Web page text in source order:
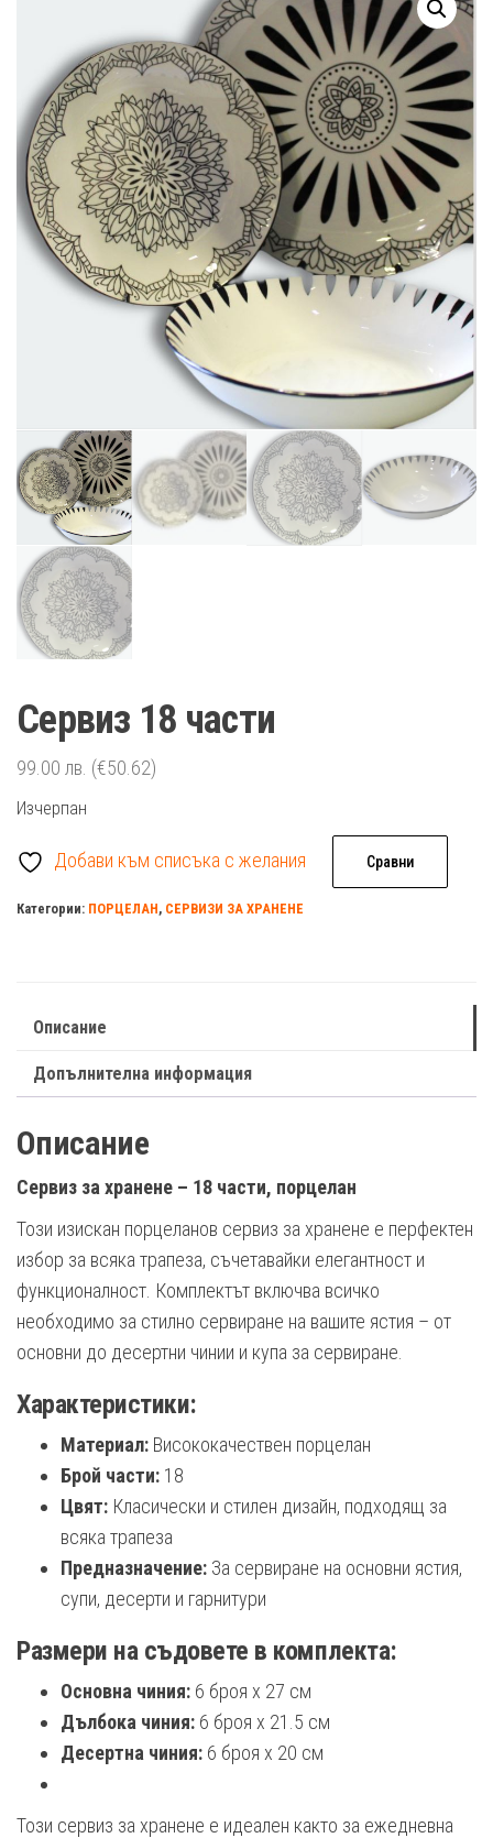
Сервиз 18 части
99.00 лв. (€50.62)
Изчерпан
Добави към списъка с желания Сравни
Категории: ПОРЦЕЛАН, СЕРВИЗИ ЗА ХРАНЕНЕ
Описание
Допълнителна информация
Описание
Сервиз за хранене – 18 части, порцелан
Този изискан порцеланов сервиз за хранене е перфектен
избор за всяка трапеза, съчетавайки елегантност и
функционалност. Комплектът включва всичко
необходимо за стилно сервиране на вашите ястия – от
основни до десертни чинии и купа за сервиране.
Характеристики:
Материал: Висококачествен порцелан
Брой части: 18
Цвят: Класически и стилен дизайн, подходящ за
всяка трапеза
Предназначение: За сервиране на основни ястия,
супи, десерти и гарнитури
Размери на съдовете в комплекта:
Основна чиния: 6 броя x 27 см
Дълбока чиния: 6 броя x 21.5 см
Десертна чиния: 6 броя x 20 см
Този сервиз за хранене е идеален както за ежедневна